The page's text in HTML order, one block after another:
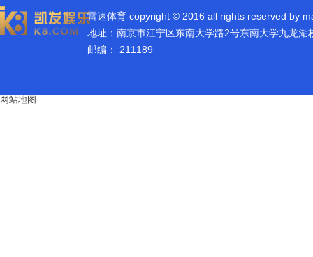
雷速体育 copyright © 2016 all rights reserved by
地址：南京市江宁区东南大学路2号东南大学九龙湖
邮编： 211189
网站地图